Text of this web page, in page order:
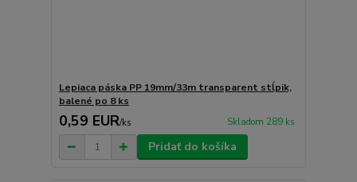
Lepiaca páska PP 19mm/33m transparent stĺpik,
balené po 8 ks
0,59 EUR/ks Skladom 289 ks
Pridať do košíka